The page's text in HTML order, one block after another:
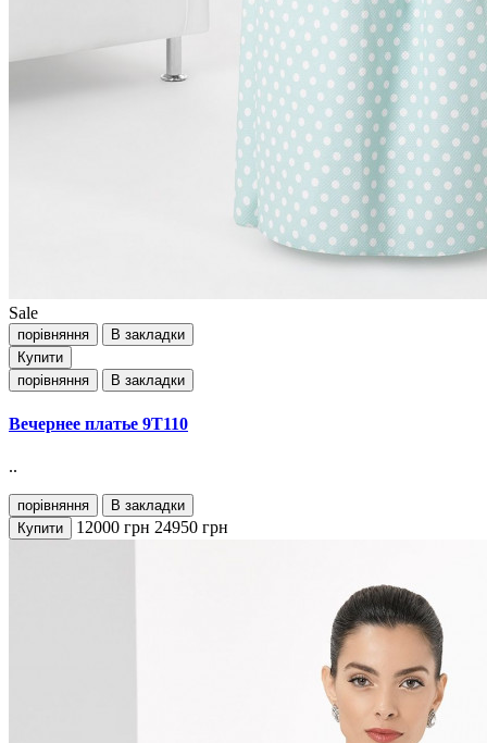
Sale
порівняння
В закладки
Купити
порівняння
В закладки
Вечернее платье 9T110
..
порівняння
В закладки
Купити
12000 грн 24950 грн